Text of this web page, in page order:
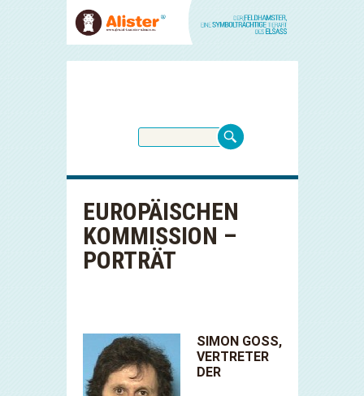
EUROPÄISCHEN
KOMMISSION –
PORTRÄT
SIMON GOSS,
VERTRETER
DER